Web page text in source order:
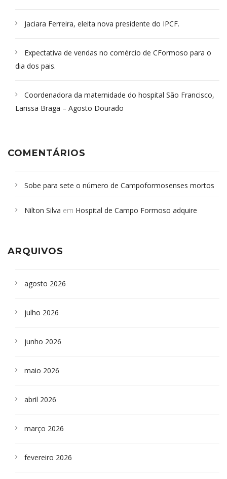
Jaciara Ferreira, eleita nova presidente do IPCF.
Expectativa de vendas no comércio de CFormoso para o
dia dos pais.
Coordenadora da maternidade do hospital São Francisco,
Larissa Braga – Agosto Dourado
COMENTÁRIOS
Sobe para sete o número de Campoformosenses mortos
Campoformosenses que morreram em desabamentos são
Nilton Silva em Hospital de Campo Formoso adquire
ARQUIVOS
agosto 2026
julho 2026
junho 2026
maio 2026
abril 2026
março 2026
fevereiro 2026